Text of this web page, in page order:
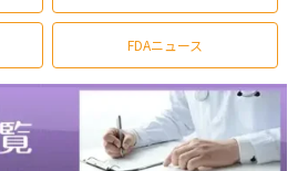
FDAニュース